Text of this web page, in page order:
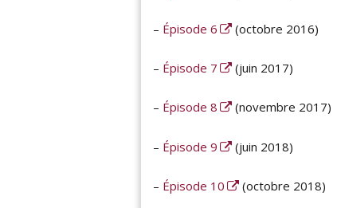
– Épisode 6 (octobre 2016)
– Épisode 7 (juin 2017)
– Épisode 8 (novembre 2017)
– Épisode 9 (juin 2018)
– Épisode 10 (octobre 2018)